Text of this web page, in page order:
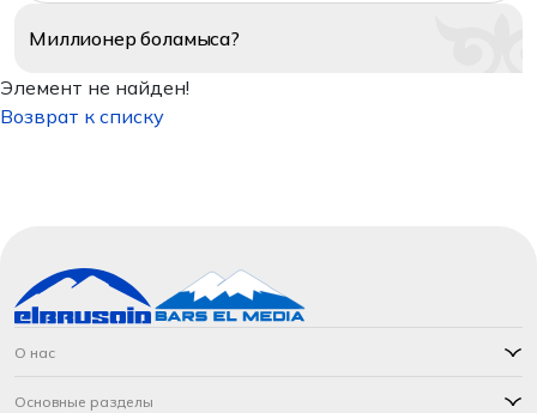
Миллионерболамыса?
Элемент не найден!
Возврат к списку
О нас
Основные разделы